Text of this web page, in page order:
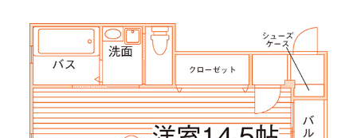
大東文化大学(東松山キャンパス) バス＋電車
18分
坂戸→（東武東上線6分）→高坂（5分）→（スクールバス7
分）→大東文化大学（東松山キャンパス）
東京電機大学(埼玉鳩山キャンパス) バス＋電車
20分